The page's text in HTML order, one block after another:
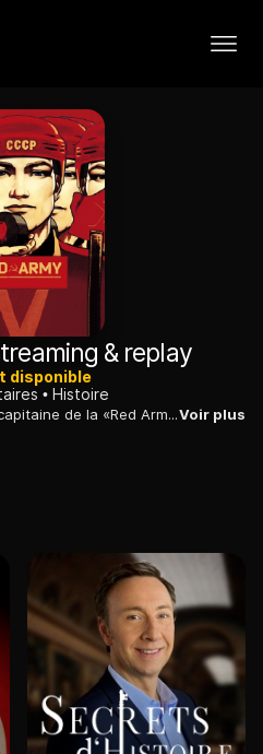
& replay
disponible
Histoire
Le destin hors du commun du capitaine de la «Red Army», l'équipe russe de hockey sur glace. Un sport qui servait de propagande au pouvoir communiste en place.Voir plus